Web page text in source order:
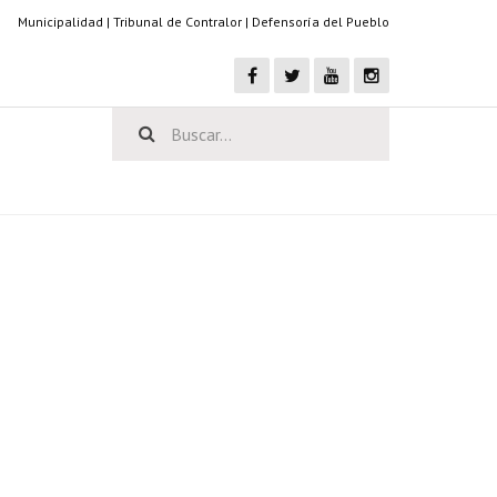
Municipalidad | Tribunal de Contralor | Defensoría del Pueblo